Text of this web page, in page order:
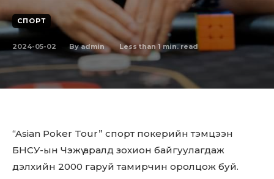
СПОРТ
2024-05-02 By admin Less than 1min. read
“Asian Poker Tour” спорт покерийн тэмцээн
БНСУ-ын Чэжү аралд зохион байгуулагдаж
дэлхийн 2000 гаруй тамирчин оролцож буй.